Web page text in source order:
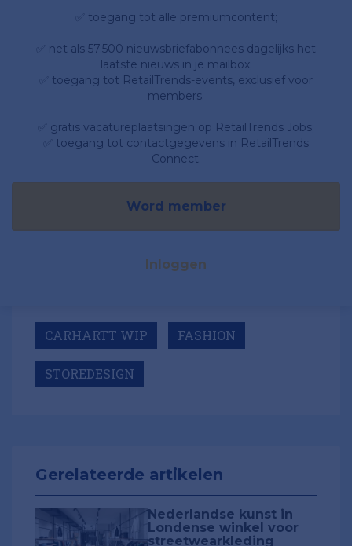
✅ toegang tot alle premiumcontent;
✅ net als 57.500 nieuwsbriefabonnees dagelijks het
laatste nieuws in je mailbox;
✅ toegang tot RetailTrends-events, exclusief voor
members.
✅ gratis vacatureplaatsingen op RetailTrends Jobs;
✅ toegang tot contactgegevens in RetailTrends
Connect.
Word member
Inloggen
CARHARTT WIP FASHION
STOREDESIGN
Gerelateerde artikelen
Nederlandse kunst in
Londense winkel voor
streetwearkleding